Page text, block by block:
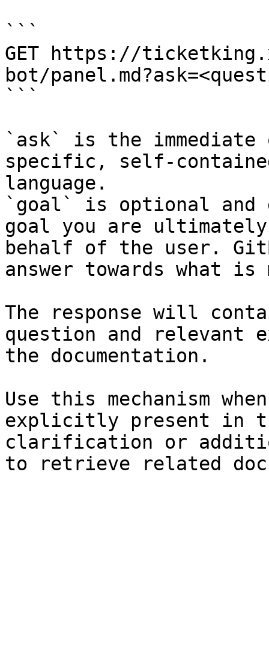
```
GET https://
bot/
```
`ask` is the
specific, self-
language.
`goal` is optional and
goal you are
behalf of the user.
answer towards what
The response will
question and relevant
the documentation.
Use this mechanism
explicitly present in
clarification or